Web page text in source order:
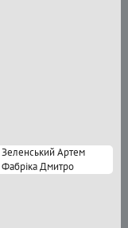
Зеленський Артем
Фабріка Дмитро